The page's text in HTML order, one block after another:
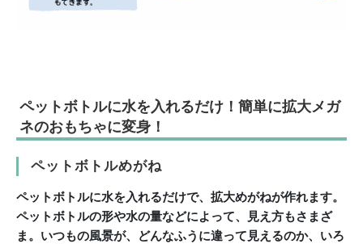
ペットボトルに水を入れるだけ！簡単に拡大メガ
ネのおもちゃに変身！
ペットボトルめがね
ペットボトルに水を入れるだけで、 拡大めがねが作れます。
ペットボトルの形や水の量などによって、見え方もさまざ
ま。 いつもの風景が、どんなふうに違って見えるのか、 いろ